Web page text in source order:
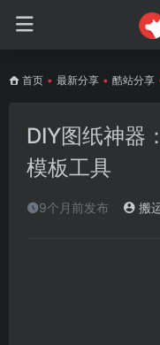
首页 • 最新分享 • 酷站分享
DIY图纸神器
模板工具
9个月前发布 搬